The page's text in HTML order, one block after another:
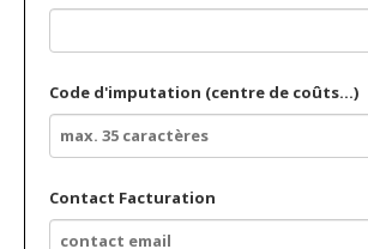
Code d'imputation (centre de coûts...)
Contact Facturation